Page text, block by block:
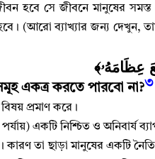
হবে সে জীবনে মানুষের সমস্ত
। (আরো ব্যাখ্যার জন্য দেখুন,
عِظَامَهُۥ﴾
একত্র করতে পারবো না?৩
প্রমাণ করে ।
একটি নিশ্চিত ও অনিবার্য
। কারণ তা ছাড়া মানুষের একটি